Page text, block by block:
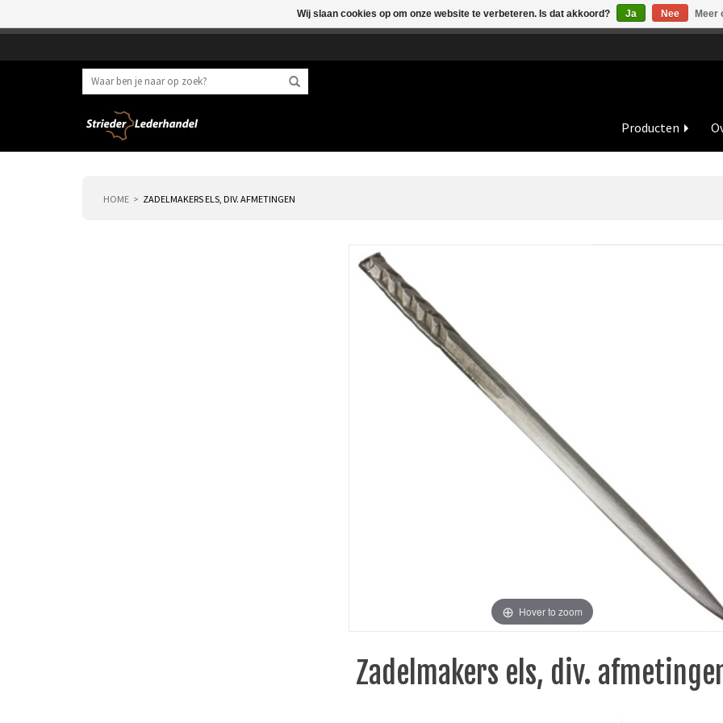
Producten
HOME ZADELMAKERS ELS, DIV. AFMETINGEN
Hover to zoom
Zadelmakers els, div.
Wij slaan cookies op om onze website te verbeteren. Is dat akkoord? Ja Nee Meer
Beste klant, I.v.m. de vakantieperiode zijn wij in juli en augustus op dinsdag en